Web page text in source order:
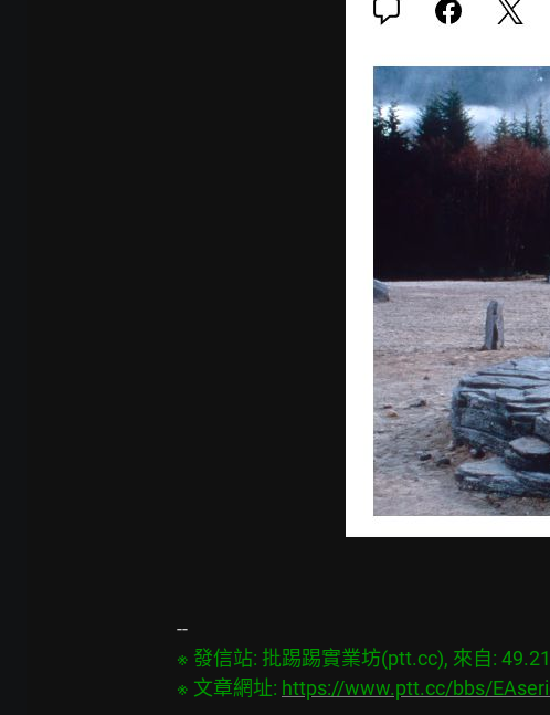
※ 發信站: 批踢踢實業坊(ptt.cc), 來自:
※ 文章網址: https://www.ptt.cc/bbs/